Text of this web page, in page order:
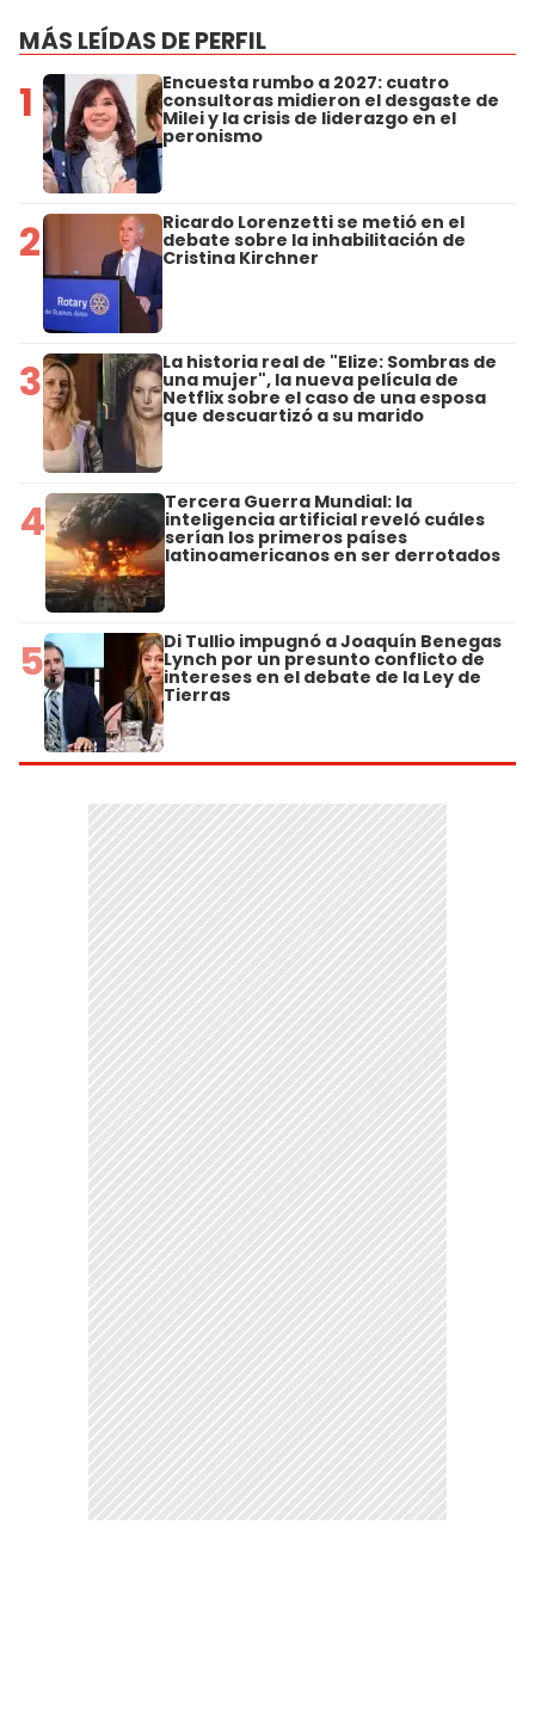
MÁS LEÍDAS DE PERFIL
1 Encuesta rumbo a 2027: cuatro
consultoras midieron el desgaste de
Milei y la crisis de liderazgo en el
peronismo
2 Ricardo Lorenzetti se metió en el
debate sobre la inhabilitación de
Cristina Kirchner
3 La historia real de "Elize: Sombras de
una mujer", la nueva película de
Netflix sobre el caso de una esposa
que descuartizó a su marido
4 Tercera Guerra Mundial: la
inteligencia artificial reveló cuáles
serían los primeros países
latinoamericanos en ser derrotados
5 Di Tullio impugnó a Joaquín Benegas
Lynch por un presunto conflicto de
intereses en el debate de la Ley de
Tierras